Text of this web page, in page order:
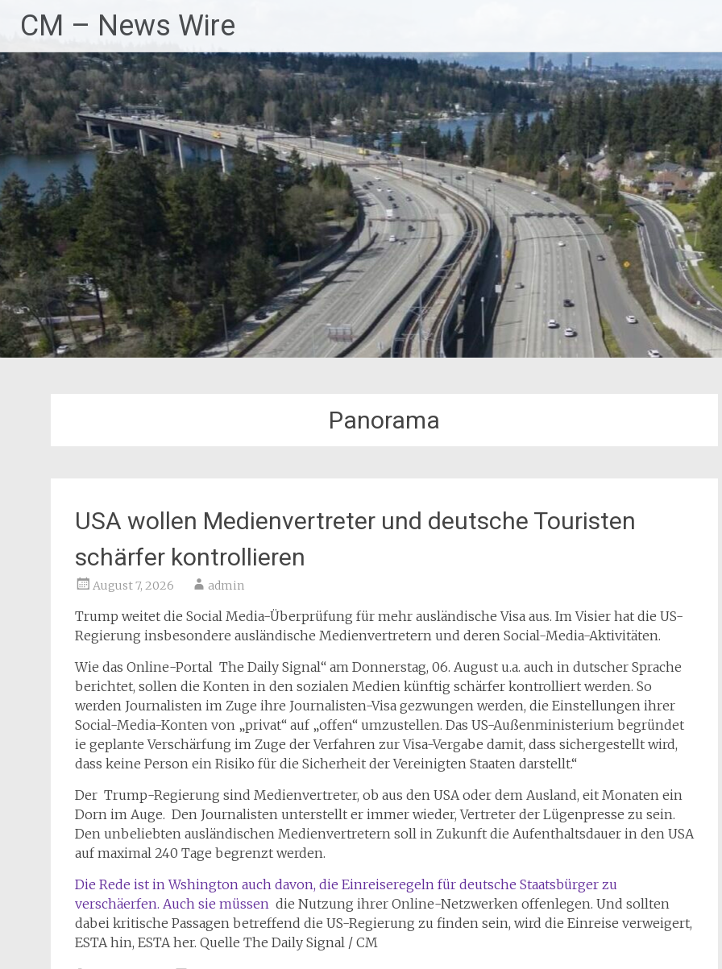
Inhalt
springen
CM – News Wire
Panorama
USA wollen Medienvertreter und deutsche Touristen
schärfer kontrollieren
August 7, 2026 admin
Trump weitet die Social Media-Überprüfung für mehr ausländische Visa aus. Im Visier hat die US-
Regierung insbesondere ausländische Medienvertretern und deren Social-Media-Aktivitäten.
Wie das Online-Portal The Daily Signal“ am Donnerstag, 06. August u.a. auch in dutscher Sprache
berichtet, sollen die Konten in den sozialen Medien künftig schärfer kontrolliert werden. So
werden Journalisten im Zuge ihre Journalisten-Visa gezwungen werden, die Einstellungen ihrer
Social-Media-Konten von „privat“ auf „offen“ umzustellen. Das US-Außenministerium begründet
ie geplante Verschärfung im Zuge der Verfahren zur Visa-Vergabe damit, dass sichergestellt wird,
dass keine Person ein Risiko für die Sicherheit der Vereinigten Staaten darstellt.“
Der Trump-Regierung sind Medienvertreter, ob aus den USA oder dem Ausland, eit Monaten ein
Dorn im Auge. Den Journalisten unterstellt er immer wieder, Vertreter der Lügenpresse zu sein.
Den unbeliebten ausländischen Medienvertretern soll in Zukunft die Aufenthaltsdauer in den USA
auf maximal 240 Tage begrenzt werden.
Die Rede ist in Wshington auch davon, die Einreiseregeln für deutsche Staatsbürger zu
verschäerfen. Auch sie müssen die Nutzung ihrer Online-Netzwerken offenlegen. Und sollten
dabei kritische Passagen betreffend die US-Regierung zu finden sein, wird die Einreise verweigert,
ESTA hin, ESTA her. Quelle The Daily Signal / CM